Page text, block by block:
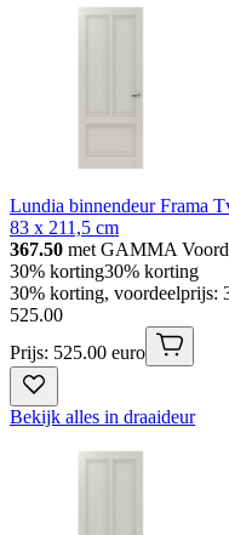
Lundia binnendeur Frama
83 x 211,5 cm
367.50 met GAMMA
30% korting30% korting
30% korting, voordeelprijs:
525.00
Prijs: 525.00 euro
Bekijk alles in draaideur